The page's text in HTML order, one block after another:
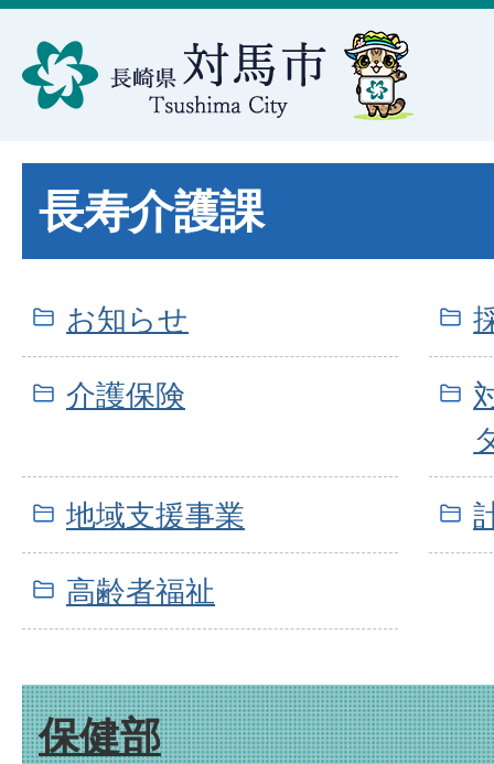
長寿介護課
お知らせ
介護保険
地域支援事業
高齢者福祉
保健部